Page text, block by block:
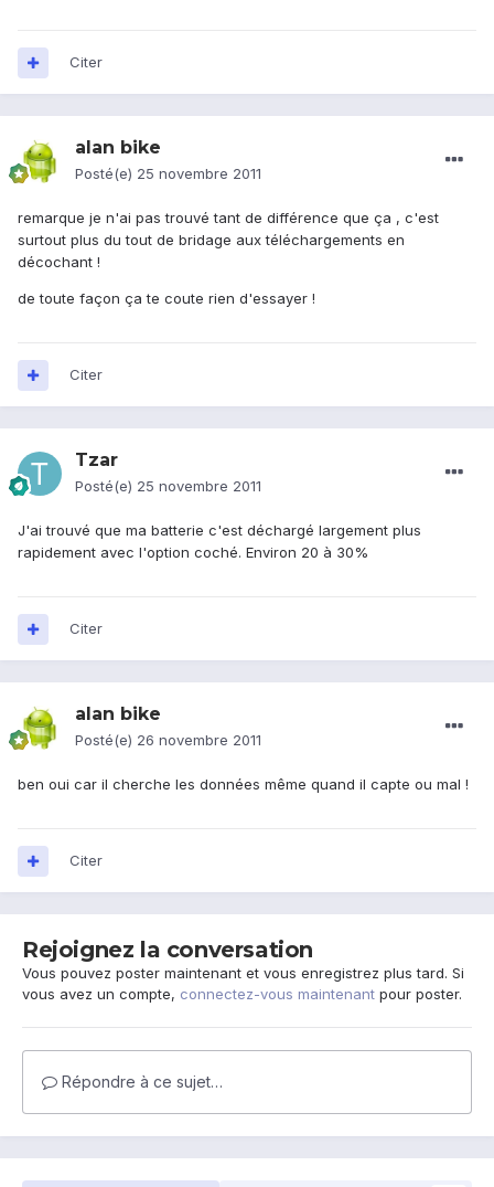
Citer
alan bike
Posté(e) 25 novembre 2011
remarque je n'ai pas trouvé tant de différence que ça , c'est
surtout plus du tout de bridage aux téléchargements en
décochant !
de toute façon ça te coute rien d'essayer !
Citer
Tzar
Posté(e) 25 novembre 2011
J'ai trouvé que ma batterie c'est déchargé largement plus
rapidement avec l'option coché. Environ 20 à 30%
Citer
alan bike
Posté(e) 26 novembre 2011
ben oui car il cherche les données même quand il capte ou mal !
Citer
Rejoignez la conversation
Vous pouvez poster maintenant et vous enregistrez plus tard. Si
vous avez un compte, connectez-vous maintenant pour poster.
Répondre à ce sujet…